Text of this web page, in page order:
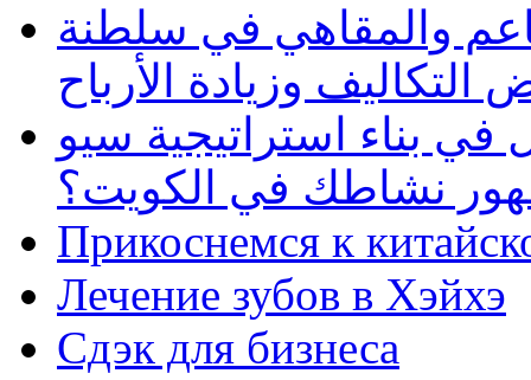
والمقاهي في سلطنة
وزيادة الأرباح
بناء استراتيجية سيو
نشاطك في الكويت؟
Прикоснемся к
Лечение зубов в Хэйхэ
Сдэк для бизнеса